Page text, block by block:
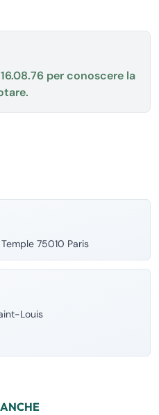
per conoscere la
75010 Paris
Louis
ANCHE